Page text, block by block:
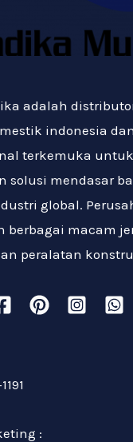
adalah
indonesia
terkemuka
solusi mendasar
global.
berbagai macam
peralatan
: